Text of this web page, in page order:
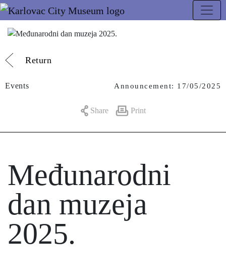
Return
Events Announcement: 17/05/2025
Share Print
Međunarodni
dan muzeja
2025.